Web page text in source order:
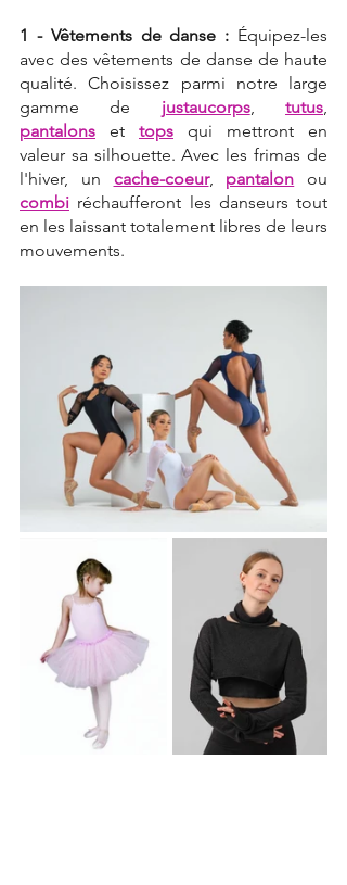
1 - Vêtements de danse : Équipez-les
avec des vêtements de danse de haute
qualité. Choisissez parmi notre large
gamme de justaucorps, tutus
pantalons et tops qui mettront en
valeur sa silhouette. Avec les frimas de
l'hiver, un cache-coeur, pantalon
combi réchaufferont les danseurs tout
en les laissant totalement libres de leurs
mouvements.